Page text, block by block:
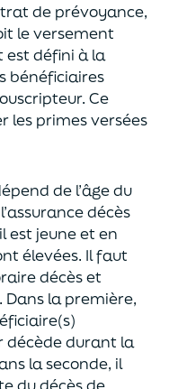
de prévoyance,
le versement
défini à la
bénéficiaires
Ce
les primes versées
de l’âgedu
décès
est jeuneet en
nt élevées. Il faut
décès et
Dans la première,
décède durant la
la seconde, il